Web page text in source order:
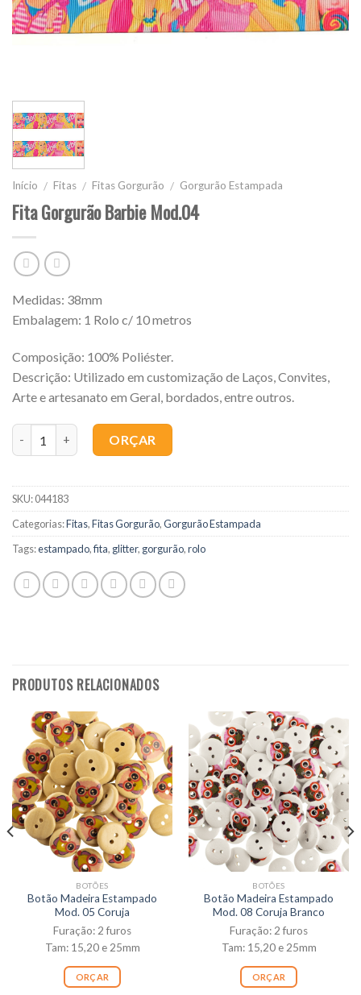
Início / Fitas / Fitas Gorgurão / Gorgurão Estampada
Fita Gorgurão Barbie Mod.04
Medidas: 38mm
Embalagem: 1 Rolo c/ 10 metros
Composição: 100% Poliéster.
Descrição: Utilizado em customização de Laços, Convites,
Arte e artesanato em Geral, bordados, entre outros.
ORÇAR
SKU:044183
Categorias:Fitas,Fitas Gorgurão,Gorgurão Estampada
Tags:estampado,fita, glitter, gorgurão,rolo
PRODUTOS RELACIONADOS
BOTÕES
Botão Madeira Estampado
Mod. 05 Coruja
Furação: 2 furos
Tam: 15,20 e 25mm
ORÇAR
BOTÕES
Botão Madeira Estampado
Mod. 08 Coruja Branco
Furação: 2 furos
Tam: 15,20 e 25mm
ORÇAR